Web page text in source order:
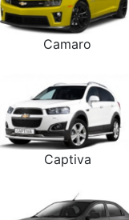
Camaro
Captiva